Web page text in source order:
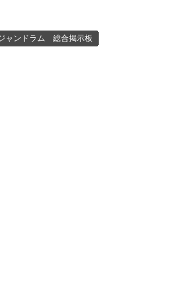
ャンドラム 総合掲示板